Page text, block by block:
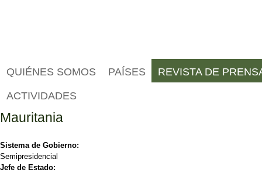
QUIÉNES SOMOS PAÍSES REVISTA DE
ACTIVIDADES
Mauritania
Sistema de Gobierno:
Semipresidencial
Jefe de Estado: